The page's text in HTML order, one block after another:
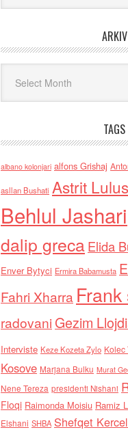
ARKIV
TAGS
albano kolonjari alfons Grishaj
asllan Bushati Astrit
Behlul Jashari
dalip grecaElida
Enver Bytyci Ermira Babamusta
Fahri Xharra
radovaniGezim
Interviste Keze Kozeta Zylo Kolec
Kosove Marjana Bulku Murat
Nene Tereza presidenti Nishani
Floqi Raimonda Moisiu Ramiz
Elshani SHBA Shefqet